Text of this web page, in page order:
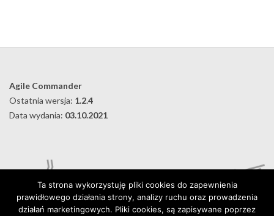
09-
Agile Commander
Ostatnia wersja: 1.2.4
Data wydania: 03.10.2021
Ta strona wykorzystuję pliki cookies do zapewnienia
prawidłowego działania strony, analizy ruchu oraz prowadzenia
działań marketingowych. Pliki cookies, są zapisywane poprzez